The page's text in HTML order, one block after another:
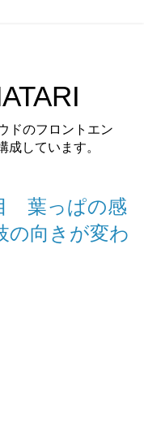
ドのフロントエン
成しています。
葉っぱの感
の向きが変わ